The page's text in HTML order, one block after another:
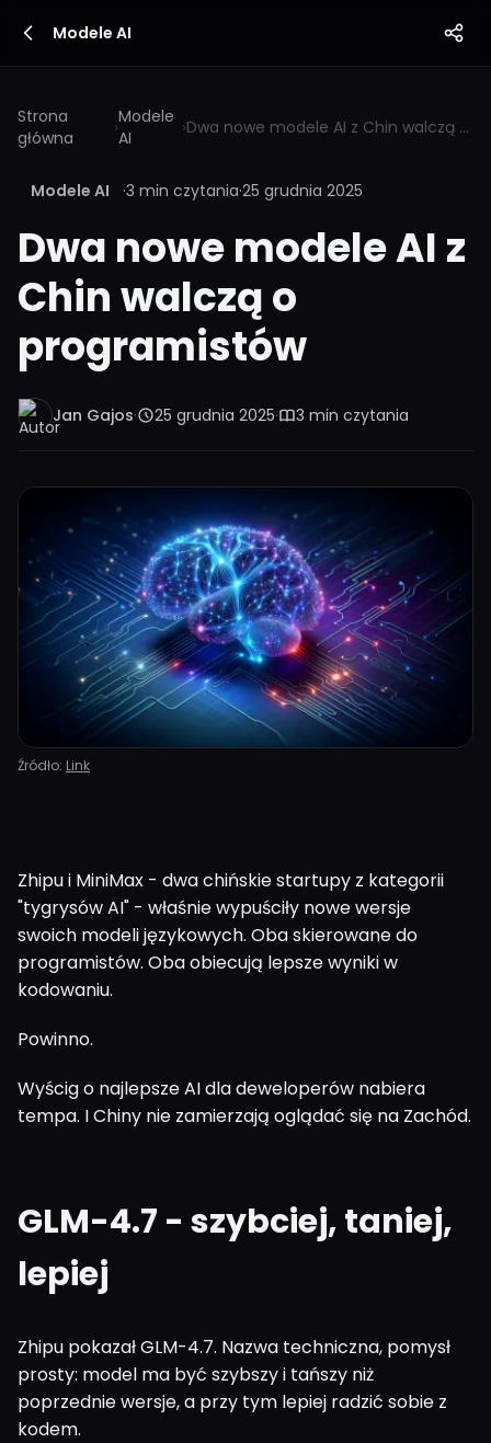
Modele AI
Strona
główna
›Modele
AI
› Dwa nowe modele AI z Chin walczą o programistów
Modele AI ·3 min czytania·25 grudnia 2025
Dwa nowe modele AI z
Chin walczą o
programistów
Jan Gajos· 25 grudnia 2025· 3 min czytania
Źródło: Link
Zhipu i MiniMax - dwa chińskie startupy z kategorii
"tygrysów AI" - właśnie wypuściły nowe wersje
swoich modeli językowych. Oba skierowane do
programistów. Oba obiecują lepsze wyniki w
kodowaniu.
Powinno.
Wyścig o najlepsze AI dla deweloperów nabiera
tempa. I Chiny nie zamierzają oglądać się na Zachód.
GLM-4.7 - szybciej, taniej,
lepiej
Zhipu pokazał GLM-4.7. Nazwa techniczna, pomysł
prosty: model ma być szybszy i tańszy niż
poprzednie wersje, a przy tym lepiej radzić sobie z
kodem.